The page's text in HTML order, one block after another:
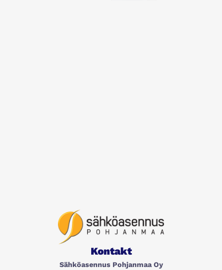
Kontakt
Sähköasennus Pohjanmaa Oy